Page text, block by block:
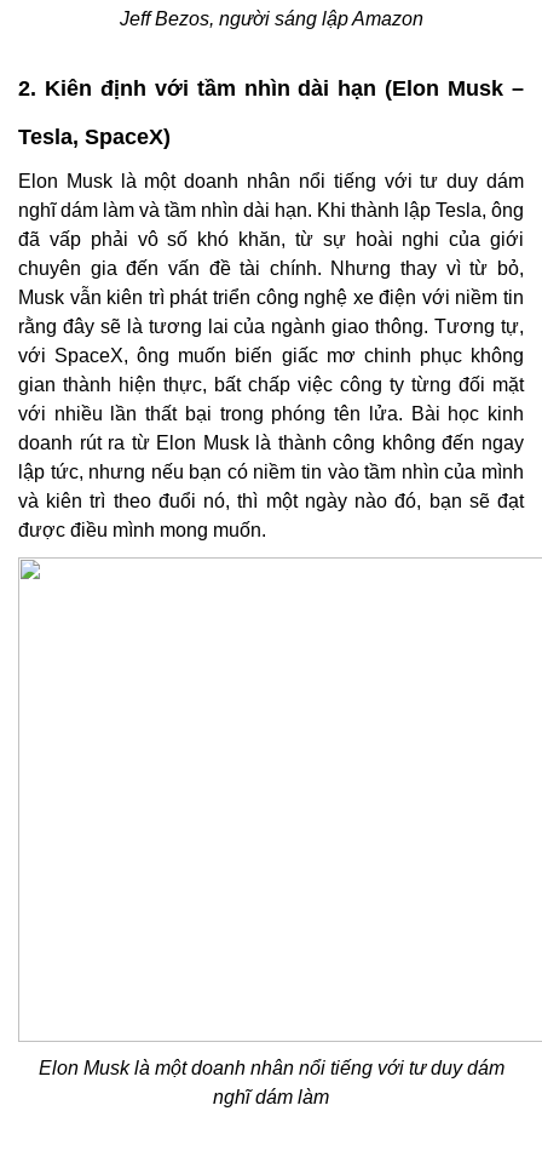
Jeff Bezos, người sáng lập Amazon
2. Kiên định với tầm nhìn dài hạn (Elon Musk –
Tesla, SpaceX)
Elon Musk là một doanh nhân nổi tiếng với tư duy dám
nghĩ dám làm và tầm nhìn dài hạn. Khi thành lập Tesla, ông
đã vấp phải vô số khó khăn, từ sự hoài nghi của giới
chuyên gia đến vấn đề tài chính. Nhưng thay vì từ bỏ,
Musk vẫn kiên trì phát triển công nghệ xe điện với niềm tin
rằng đây sẽ là tương lai của ngành giao thông. Tương tự,
với SpaceX, ông muốn biến giấc mơ chinh phục không
gian thành hiện thực, bất chấp việc công ty từng đối mặt
với nhiều lần thất bại trong phóng tên lửa. Bài học kinh
doanh rút ra từ Elon Musk là thành công không đến ngay
lập tức, nhưng nếu bạn có niềm tin vào tầm nhìn của mình
và kiên trì theo đuổi nó, thì một ngày nào đó, bạn sẽ đạt
được điều mình mong muốn.
Elon Musk là một doanh nhân nổi tiếng với tư duy dám
nghĩ dám làm